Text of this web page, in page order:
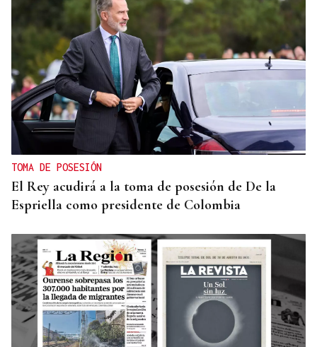
TOMA DE POSESIÓN
El Rey acudirá a la toma de posesión de De la
Espriella como presidente de Colombia